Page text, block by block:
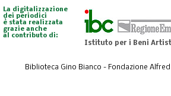
La digitalizzazione
dei periodici
è stata realizzata
grazie anche
al contributo di:
Istituto per i Beni
Biblioteca Gino Bianco - Fondazione Alfred